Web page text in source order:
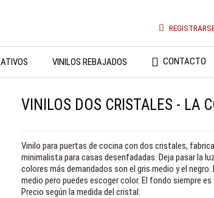
VINILOS REBAJADOS CONTACTO
VINILOS DOS CRISTALES - LA
Vinilo para puertas de cocina con dos cristales,
minimalista para casas desenfadadas. Deja pasar la
colores más demandados son el gris medio y el
medio pero puedes escoger color. El fondo siempre es
Precio según la medida del cristal: